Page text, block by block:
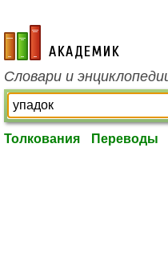
academic.ru
Словари и
Толкования Переводы